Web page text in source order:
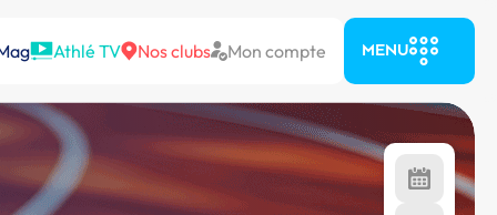
Athlé TV Nos clubs Mon compte MENU